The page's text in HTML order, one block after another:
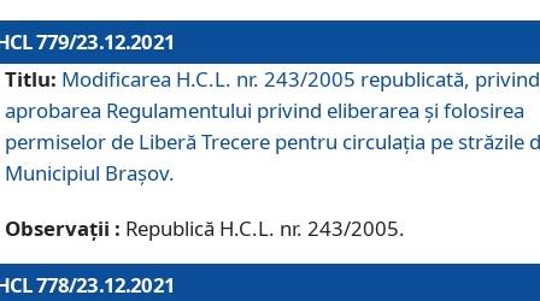
779/23.12.2021
Titlu: Modificarea H.C.L. nr. 243/2005 republicată, privind
aprobarea Regulamentului privind eliberarea şi folosirea
permiselor de Liberă Trecere pentru circulația pe străzile
Municipiul Braşov.
Observații : Republică H.C.L. nr. 243/2005.
778/23.12.2021